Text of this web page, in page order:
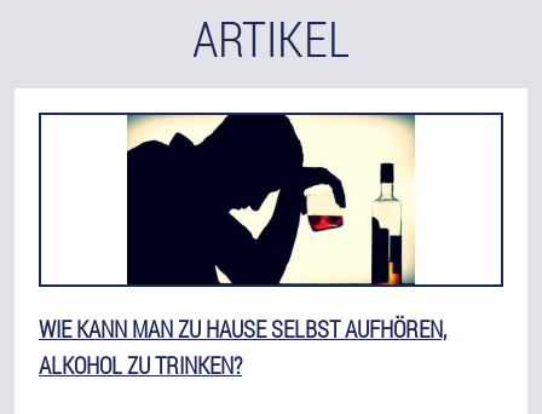
ARTIKEL
WIE KANN MAN ZU HAUSE SELBST AUFHÖREN,
ALKOHOL ZU TRINKEN?